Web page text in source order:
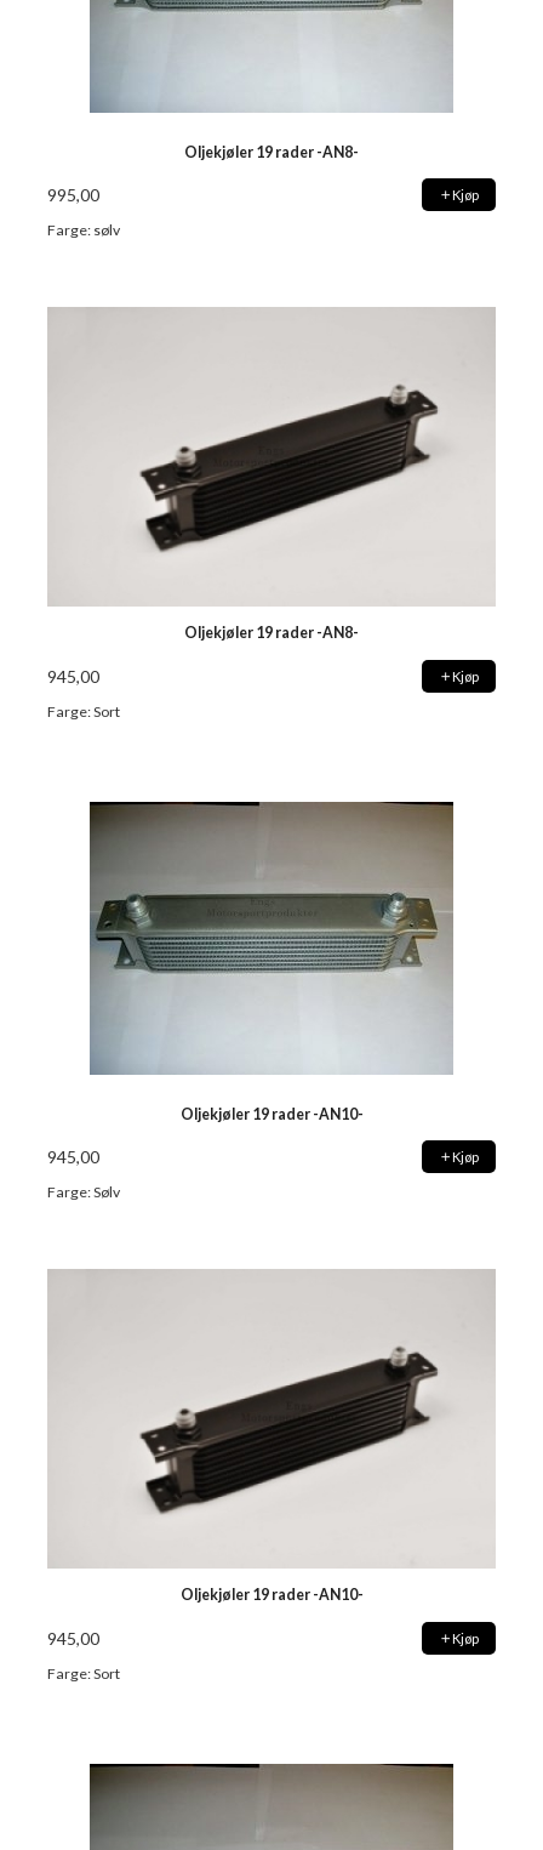
Oljekjøler 19 rader -AN8-
995,00 Kjøp
Farge: sølv
Oljekjøler 19 rader -AN8-
945,00 Kjøp
Farge: Sort
Oljekjøler 19 rader -AN10-
945,00 Kjøp
Farge: Sølv
Oljekjøler 19 rader -AN10-
945,00 Kjøp
Farge: Sort